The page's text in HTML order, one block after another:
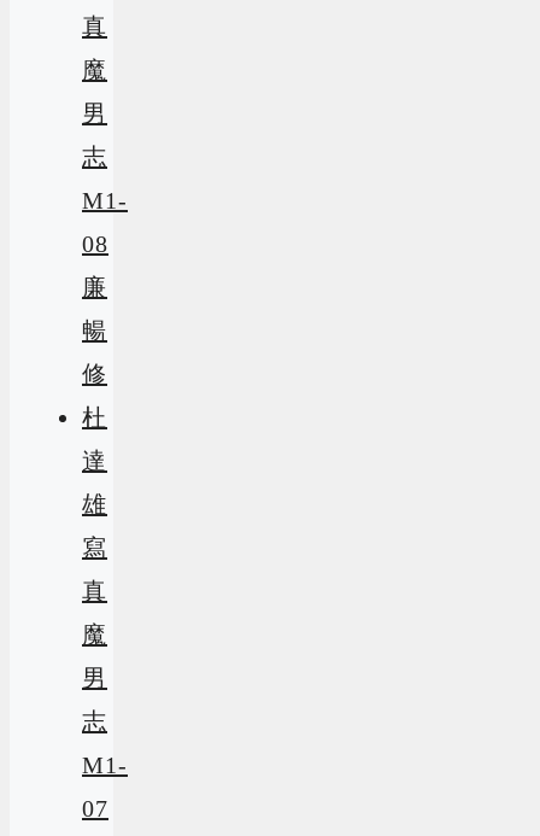
真
魔
男
志
M1-
08
廉
暢
修
杜
達
雄
寫
真
魔
男
志
M1-
07